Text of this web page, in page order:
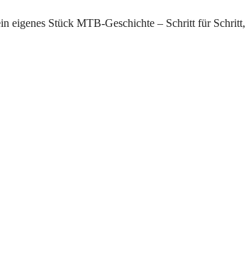
eigenes Stück MTB-Geschichte – Schritt für Schritt,